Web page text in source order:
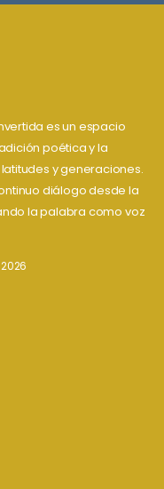
es un espacio
poética y la
y generaciones.
diálogo desde la
la palabra como voz